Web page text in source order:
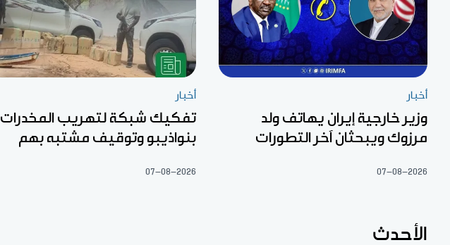
أخبار
وزير خارجية إيران يهاتف ولد
مرزوك ويبحثان آخر التطورات
07-08-2026
أخبار
تفكيك شبكة لتهريب المخدرات
بنواذيبو وتوقيف مشتبه بهم
07-08-2026
الأحدث